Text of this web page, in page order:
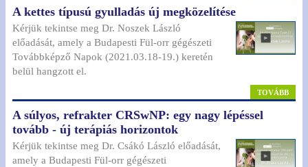
A kettes típusú gyulladás új megközelítése
Kérjük tekintse meg Dr. Noszek László
előadását, amely a Budapesti Fül-orr gégészeti
Továbbképző Napok (2021.03.18-19.) keretén
belül hangzott el.
TOVÁBB
A súlyos, refrakter CRSwNP: egy nagy lépéssel
tovább - új terápiás horizontok
Kérjük tekintse meg Dr. Csákó László előadását,
amely a Budapesti Fül-orr gégészeti